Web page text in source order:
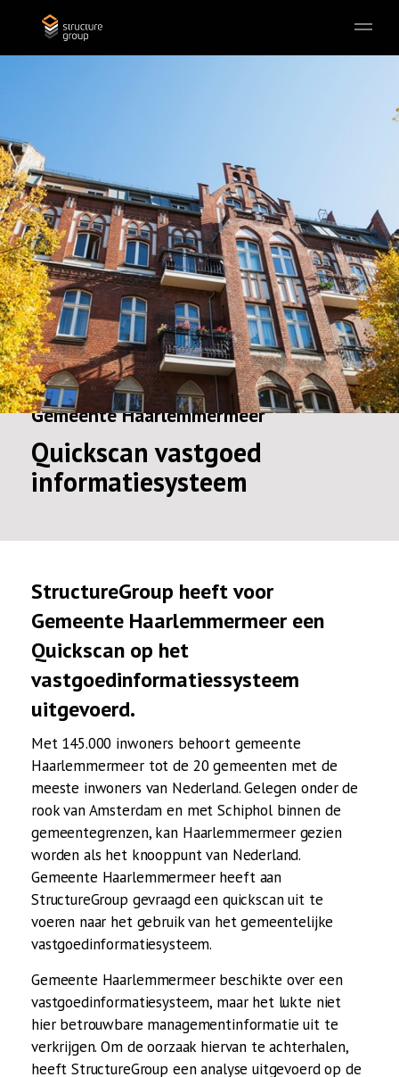
Gemeente Haarlemmermeer
Quickscan vastgoed
informatiesysteem
StructureGroup heeft voor
Gemeente Haarlemmermeer een
Quickscan op het
vastgoedinformatiessysteem
uitgevoerd.
Met 145.000 inwoners behoort gemeente
Haarlemmermeer tot de 20 gemeenten met de
meeste inwoners van Nederland. Gelegen onder de
rook van Amsterdam en met Schiphol binnen de
gemeentegrenzen, kan Haarlemmermeer gezien
worden als het knooppunt van Nederland.
Gemeente Haarlemmermeer heeft aan
StructureGroup gevraagd een quickscan uit te
voeren naar het gebruik van het gemeentelijke
vastgoedinformatiesysteem.
Gemeente Haarlemmermeer beschikte over een
vastgoedinformatiesysteem, maar het lukte niet
hier betrouwbare managementinformatie uit te
verkrijgen. Om de oorzaak hiervan te achterhalen,
heeft StructureGroup een analyse uitgevoerd op de